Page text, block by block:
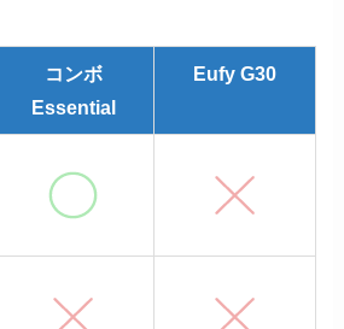
コンボ
Essential
Eufy G30